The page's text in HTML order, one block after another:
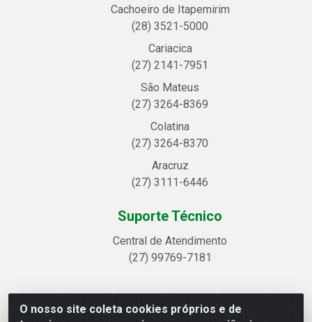
O nosso site coleta cookies próprios e de
Cachoeiro de Itapemirim
(28) 3521-5000
Cariacica
(27) 2141-7951
São Mateus
(27) 3264-8369
Colatina
(27) 3264-8370
Aracruz
(27) 3111-6446
Suporte Técnico
Central de Atendimento
(27) 99769-7181
Linhavix Distribuidora LTDA - Avenida Alegre, 2521 -